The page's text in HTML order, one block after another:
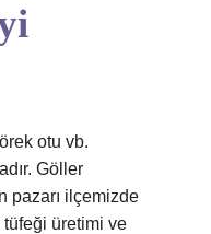
otu vb.
Göller
pazarı ilçemizde
tüfeği üretimi ve